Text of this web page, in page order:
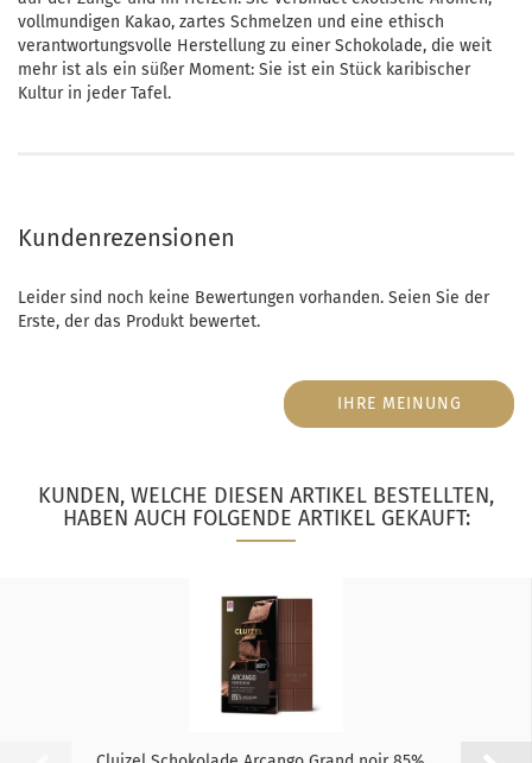
vollmundigen Kakao, zartes Schmelzen und eine ethisch
verantwortungsvolle Herstellung zu einer Schokolade, die weit
mehr ist als ein süßer Moment: Sie ist ein Stück karibischer
Kultur in jeder Tafel.
Kundenrezensionen
Leider sind noch keine Bewertungen vorhanden. Seien Sie der
Erste, der das Produkt bewertet.
IHRE MEINUNG
KUNDEN, WELCHE DIESEN ARTIKEL BESTELLTEN,
HABEN AUCH FOLGENDE ARTIKEL GEKAUFT: